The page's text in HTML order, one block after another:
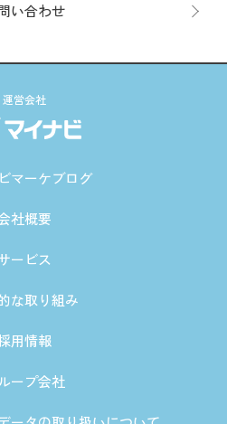
い合わせ
運営会社
マーケブログ
社概要
ービス
な取り組み
用情報
ープ会社